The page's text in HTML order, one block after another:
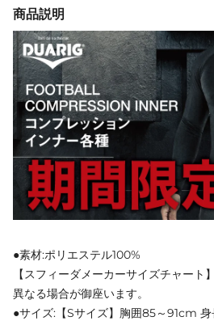
商品説明
●素材:ポリエステル100%
【スフィーダメーカーサイズチャー
異なる場合が御座います。
●サイズ:【Sサイズ】胸囲85～91cm